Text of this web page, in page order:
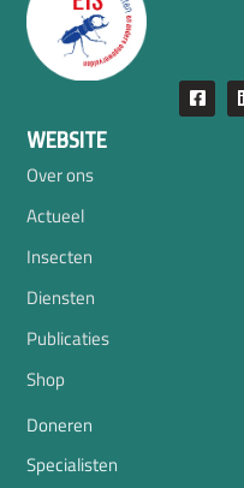
WEBSITE
Over ons
Actueel
Insecten
Diensten
Publicaties
Shop
Doneren
Specialisten